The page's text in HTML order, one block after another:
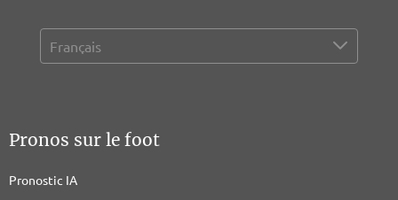
Pronos sur le foot
Pronostic IA